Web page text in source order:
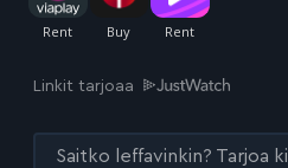
Linkit tarjoaa
Saitko leffavinkin? Tarjoa